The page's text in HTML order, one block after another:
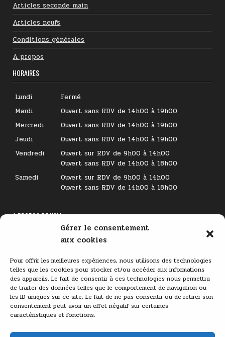
Gérer le consentement
aux cookies
Pour offrir les meilleures expériences, nous utilisons des technologies
telles que les cookies pour stocker et/ou accéder aux informations
des appareils. Le fait de consentir à ces technologies nous permettra
de traiter des données telles que le comportement de navigation ou
les ID uniques sur ce site. Le fait de ne pas consentir ou de retirer son
consentement peut avoir un effet négatif sur certaines
caractéristiques et fonctions.
Articles seconde main
Articles neufs
Conditions générales
A propos
HORAIRES
Lundi
Fermé
Mardi
Ouvert sans RDV de 14h00 à 19h00
Mercredi
Ouvert sans RDV de 14h00 à 19h00
Jeudi
Ouvert sans RDV de 14h00 à 19h00
Vendredi
Ouvert sur RDV de 9h00 à 14h00
Ouvert sans RDV de 14h00 à 18h00
Samedi
Ouvert sur RDV de 9h00 à 14h00
Ouvert sans RDV de 14h00 à 18h00
A PROPOS DE KSM